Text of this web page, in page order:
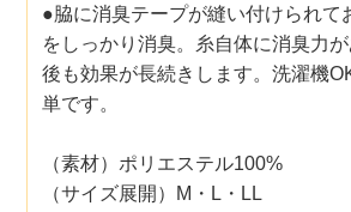
●脇に消臭テープが縫い付けられて
をしっかり消臭。糸自体に消臭力
後も効果が長続きします。洗濯機
単です。
（素材）ポリエステル100%
（サイズ展開）M・L・LL